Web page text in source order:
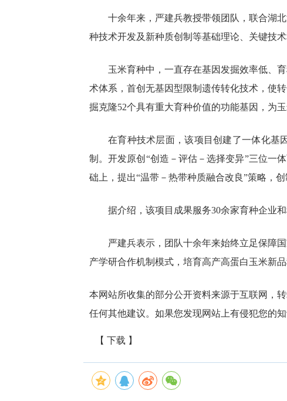
十余年来，严建兵教授带领团队，联合湖
种技术开发及新种质创制等基础理论、关键技
玉米育种中，一直存在基因发掘效率低、
术体系，首创无基因型限制遗传转化技术，使
掘克隆52个具有重大育种价值的功能基因，为
在育种技术层面，该项目创建了一体化基
制。开发原创“创造－评估－选择变异”三位一
础上，提出“温带－热带种质融合改良”策略，
据介绍，该项目成果服务30余家育种企业
严建兵表示，团队十余年来始终立足保障
产学研合作机制模式，培育高产高蛋白玉米新
本网站所收集的部分公开资料来源于互联网，
任何其他建议。如果您发现网站上有侵犯您的
【 下载 】